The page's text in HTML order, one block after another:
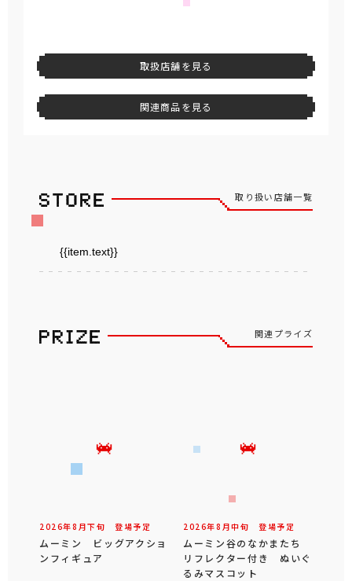
取扱店舗を見る
関連商品を見る
取り扱い店舗一覧
{{item.text}}
関連プライズ
2026年8 月下旬 登場予定
ムーミン ビッグアクショ
ンフィギュア
2026年8 月中旬 登場予定
ムーミン谷のなかまたち
リフレクター付き ぬいぐ
るみマスコット